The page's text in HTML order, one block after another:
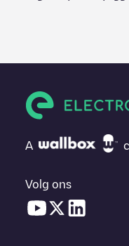
A
Volg ons